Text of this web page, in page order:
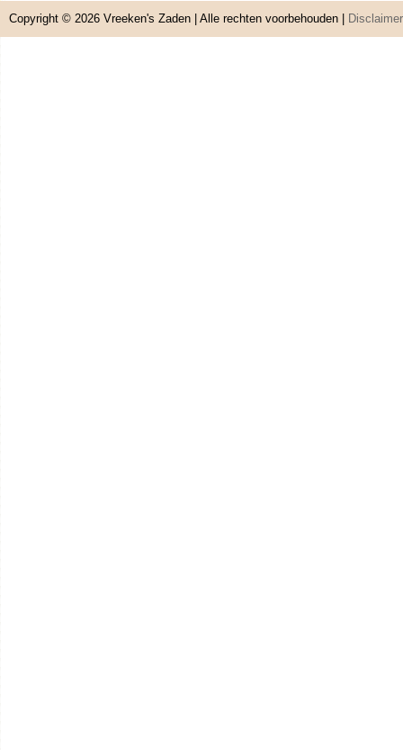
Copyright © 2026 Vreeken's Zaden | Alle rechten voorbehouden | Disclaimer